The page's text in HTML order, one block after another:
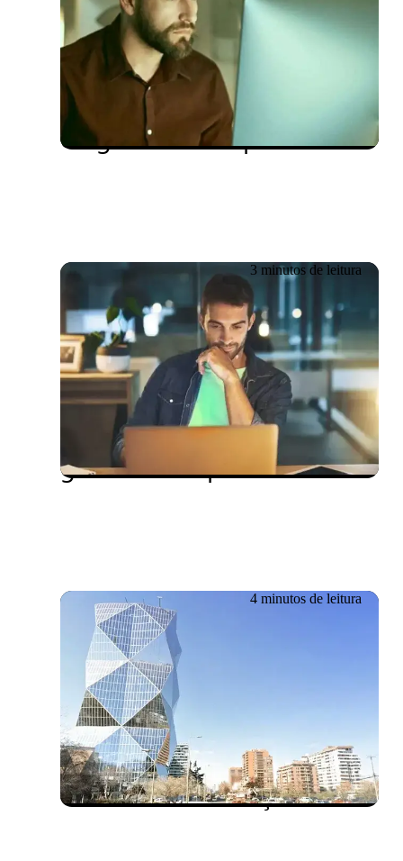
20.06.2026
Testsigma e Mabl – As
superestrelas dos serviços
de garantia de qualidade
3 minutos de leitura
19.06.2026
A importância dos testes
de compatibilidade na
garantia da qualidade
4 minutos de leitura
19.06.2026
ESIGN: desenvolvimento
ágil em nosso mundo em
constante mudança